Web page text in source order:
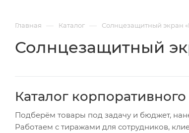
Главная — Каталог — Солнцезащитный экран
Солнцезащитный
Каталог
Подберём товары под задачу и бюджет,
Работаем с тиражами для сотрудников,